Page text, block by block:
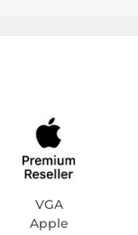
VGA
Apple